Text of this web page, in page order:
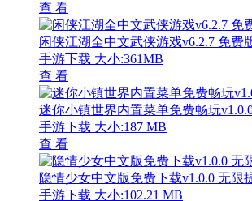
查 看
闲侠江湖全中文武侠游戏v6.2.7 免费
手游下载 大小:361MB
查 看
迷你小镇世界内置菜单免费畅玩
手游下载 大小:187 MB
查 看
隐情少女中文版免费下载v1.0.0 无限
手游下载 大小:102.21 MB